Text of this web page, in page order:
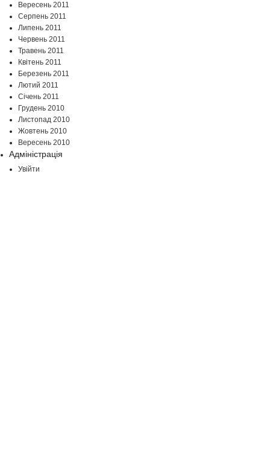
Вересень 2011
Серпень 2011
Липень 2011
Червень 2011
Травень 2011
Квітень 2011
Березень 2011
Лютий 2011
Січень 2011
Грудень 2010
Листопад 2010
Жовтень 2010
Вересень 2010
Адміністрація
Увійти